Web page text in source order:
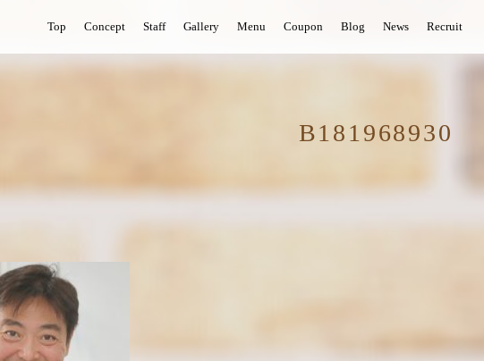
Top Concept Staff Gallery Menu Coupon Blog News Recruit
B181968930